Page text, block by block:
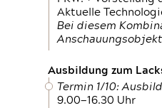
Aktuelle
Bei diesem
Ausbildung zum
Termin 1/10:
9.00—16.30 Uhr